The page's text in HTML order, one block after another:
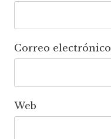
Correo electrónico
Web